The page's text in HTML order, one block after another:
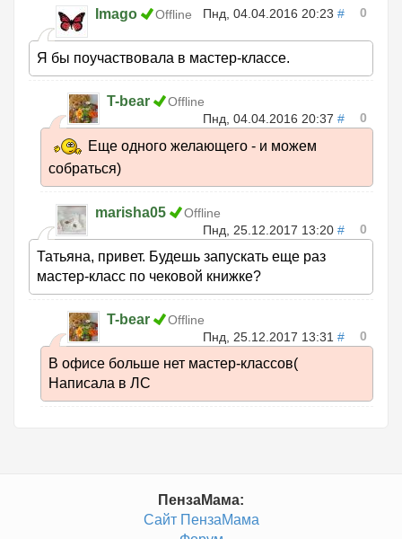
Imago Offline Пнд, 04.04.2016 20:23 # 0
Я бы поучаствовала в мастер-классе.
T-bear
Offline
Пнд, 04.04.2016 20:37 # 0
Еще одного желающего - и можем
собраться)
marisha05
Offline
Пнд, 25.12.2017 13:20 # 0
Татьяна, привет. Будешь запускать еще раз
мастер-класс по чековой книжке?
T-bear
Offline
Пнд, 25.12.2017 13:31 # 0
В офисе больше нет мастер-классов(
Написала в ЛС
ПензаМама:
Сайт ПензаМама